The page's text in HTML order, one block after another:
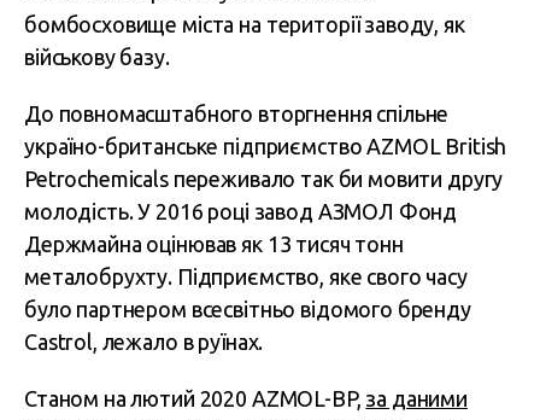
бомбосховище міста на території заводу, як
військову базу.
До повномасштабного вторгнення спільне
україно-британське підприємство AZMOL British
Petrochemicals переживало так би мовити другу
молодість. У 2016 році завод АЗМОЛ Фонд
Держмайна оцінював як 13 тисяч тонн
металобрухту. Підприємство, яке свого часу
було партнером всесвітньо відомого бренду
Castrol, лежало в руїнах.
Станом на лютий 2020 AZMOL-BP, за даними